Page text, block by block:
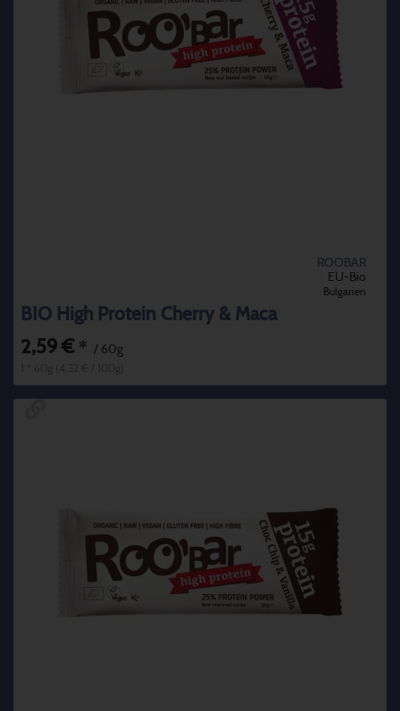
ROOBAR
EU-Bio
Bulgarien
BIO High Protein Cherry & Maca
2,59 € * / 60g